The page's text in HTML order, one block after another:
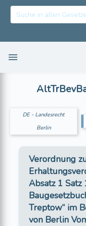
DE - Landesrecht
Berlin
Verordnung
Absatz 1
Treptow“ im
von Berlin